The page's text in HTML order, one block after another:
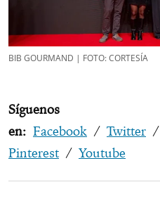
BIB GOURMAND | FOTO: CORTESÍA
Síguenos
en: Facebook / Twitter /
Pinterest / Youtube